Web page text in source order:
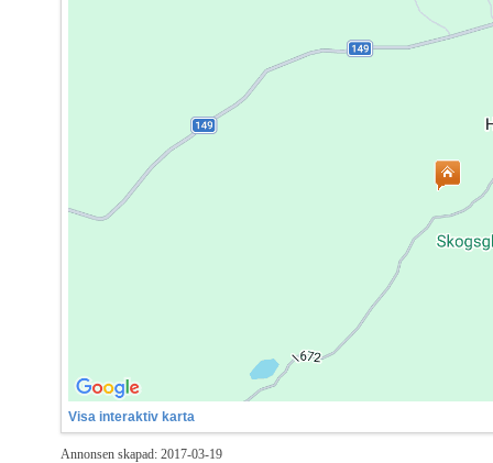
Visa interaktiv karta
Annonsen skapad: 2017-03-19